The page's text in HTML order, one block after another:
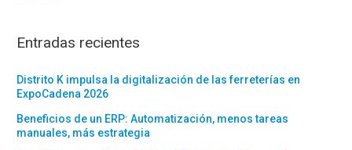
Entradas recientes
Distrito K impulsa la digitalización de las ferreterías en
ExpoCadena 2026
Beneficios de un ERP: Automatización, menos tareas
manuales, más estrategia